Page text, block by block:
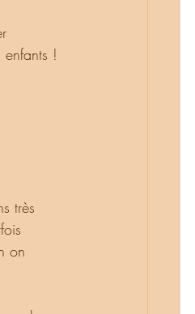
enfants !
on